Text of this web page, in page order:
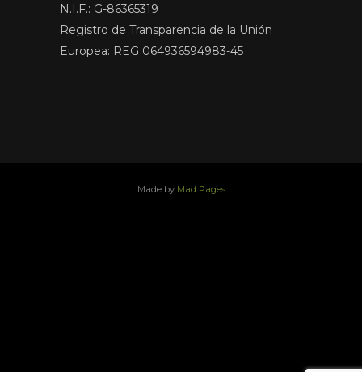
N.I.F.: G-86365319
Registro de Transparencia de la Unión
Europea: REG 064936594983-45
Made by Mad Pages